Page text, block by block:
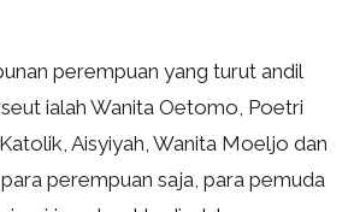
perempuan yang turut andil
ialah Wanita Oetomo, Poetri
Aisyiyah, Wanita Moeljo dan
perempuan saja, para pemuda